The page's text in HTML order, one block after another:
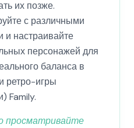
их позже.
с различными
и настраивайте
персонажей для
баланса в
ретро-игры
Family.
просматривайте